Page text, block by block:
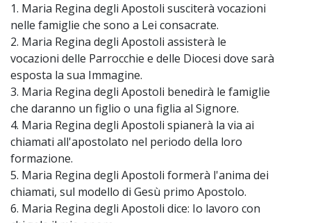
1. Maria Regina degli Apostoli susciterà vocazioni
nelle famiglie che sono a Lei consacrate.
2. Maria Regina degli Apostoli assisterà le
vocazioni delle Parrocchie e delle Diocesi dove sarà
esposta la sua Immagine.
3. Maria Regina degli Apostoli benedirà le famiglie
che daranno un figlio o una figlia al Signore.
4. Maria Regina degli Apostoli spianerà la via ai
chiamati all'apostolato nel periodo della loro
formazione.
5. Maria Regina degli Apostoli formerà l'anima dei
chiamati, sul modello di Gesù primo Apostolo.
6. Maria Regina degli Apostoli dice: Io lavoro con